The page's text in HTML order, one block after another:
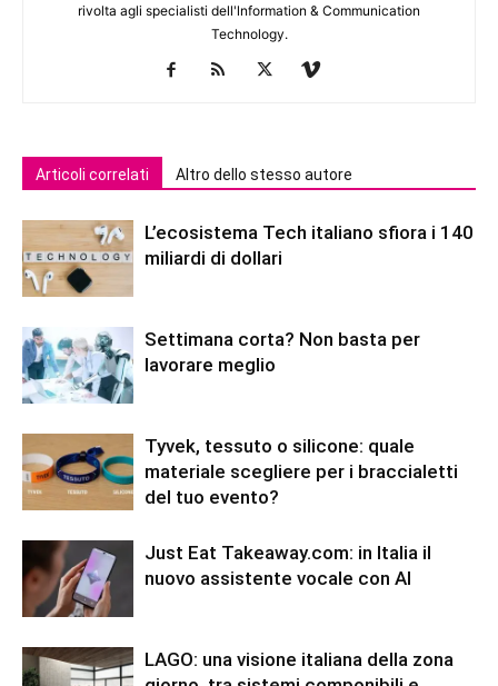
rivolta agli specialisti dell'lnformation & Communication
Technology.
Articoli correlati Altro dello stesso autore
L’ecosistema Tech italiano sfiora i 140
miliardi di dollari
Settimana corta? Non basta per
lavorare meglio
Tyvek, tessuto o silicone: quale
materiale scegliere per i braccialetti
del tuo evento?
Just Eat Takeaway.com: in Italia il
nuovo assistente vocale con AI
LAGO: una visione italiana della zona